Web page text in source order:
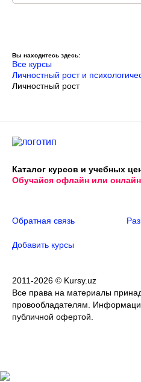
Вы находитесь здесь:
Все курсы
Личностный рост и
Личностный рост
Каталог курсов и учебных
Обучайся офлайн или
Обратная связь
Добавить курсы
2011-2026 © Kursy.uz
Все права на материалы
провообладателям.
публичной офертой.